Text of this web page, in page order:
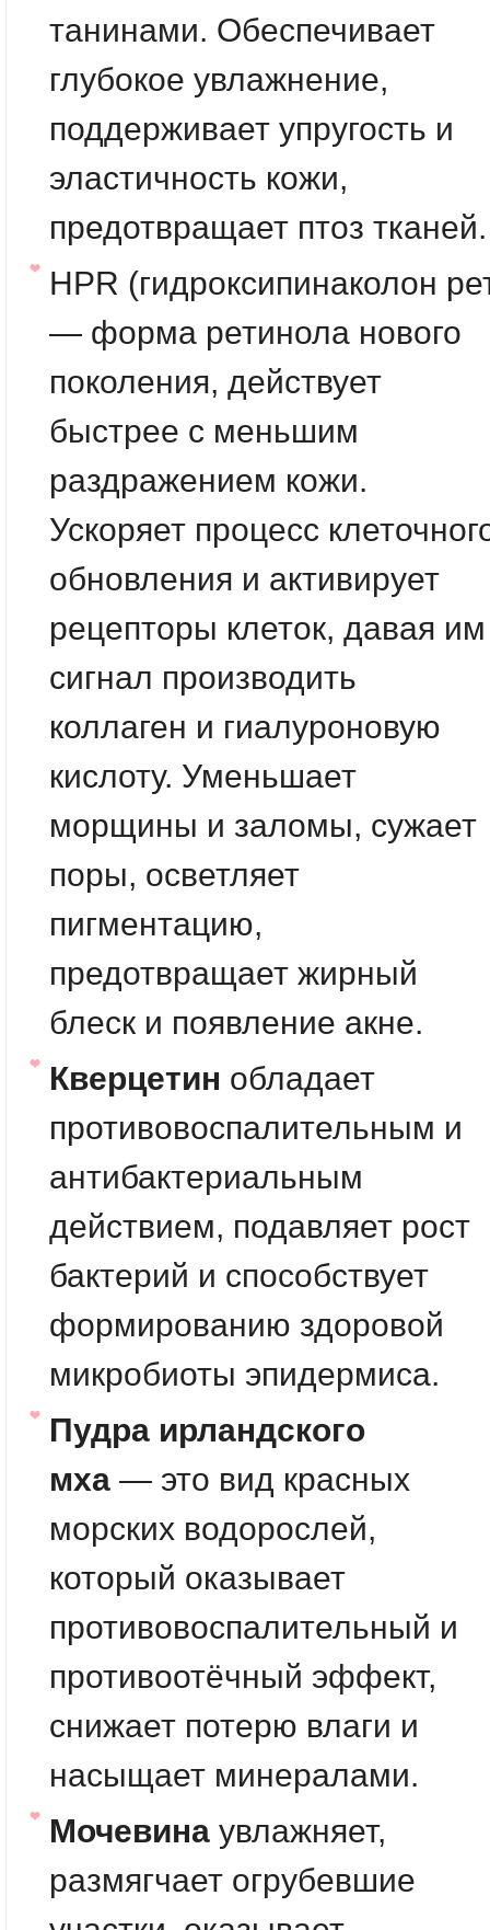
танинами. Обеспечивает
глубокое увлажнение,
поддерживает упругость и
эластичность кожи,
предотвращает птоз
HPR (гидроксипинаколон
— форма ретинола нового
поколения, действует
быстрее с меньшим
раздражением кожи.
Ускоряет процесс
обновления и активирует
рецепторы клеток, давая им
сигнал производить
коллаген и гиалуроновую
кислоту. Уменьшает
морщины и заломы, сужает
поры, осветляет
пигментацию,
предотвращает жирный
блеск и появление акне.
Кверцетин обладает
противовоспалительным и
антибактериальным
действием, подавляет рост
бактерий и способствует
формированию здоровой
микробиоты эпидермиса.
Пудра ирландского
мха — это вид красных
морских водорослей,
который оказывает
противовоспалительный и
противоотёчный эффект,
снижает потерю влаги и
насыщает минералами.
Мочевина увлажняет,
размягчает огрубевшие